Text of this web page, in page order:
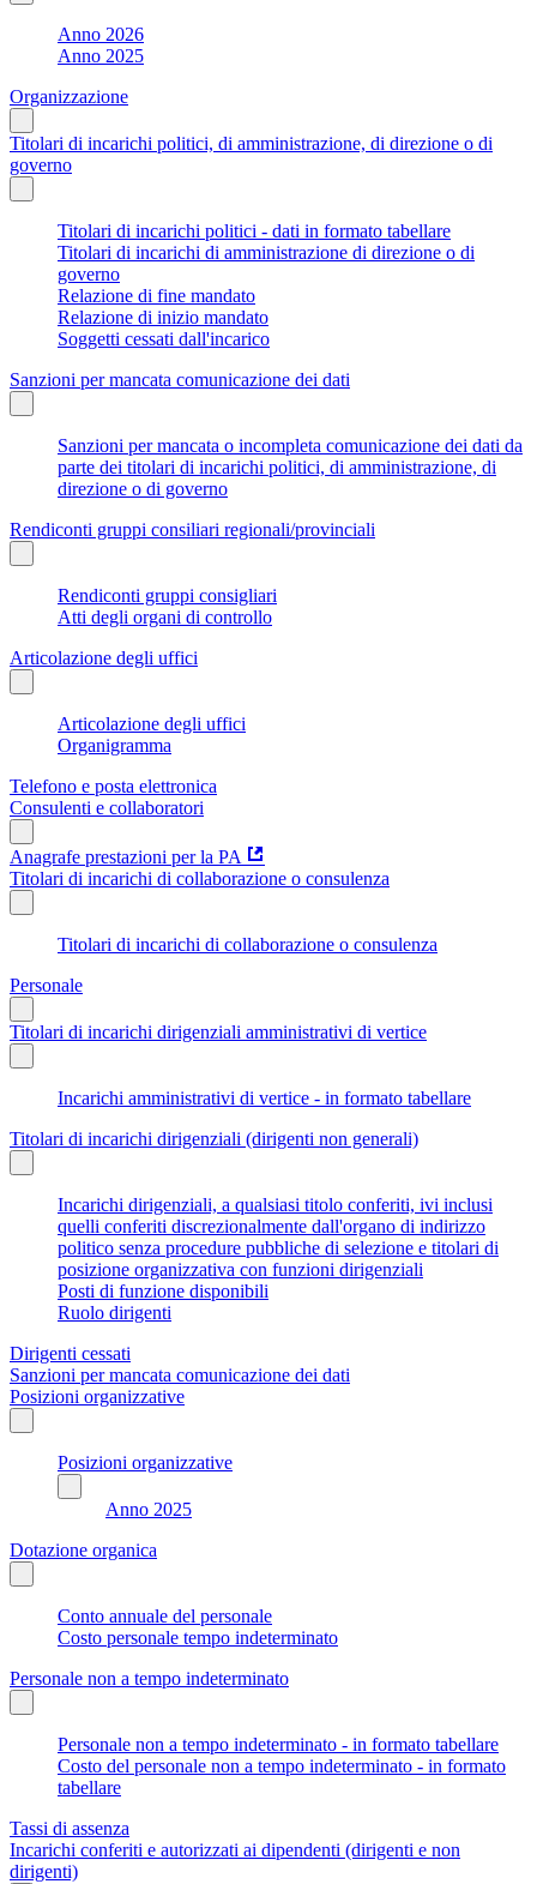
Anno 2026
Anno 2025
Organizzazione
Titolari di incarichi politici, di amministrazione, di direzione o di
governo
Titolari di incarichi politici - dati in formato tabellare
Titolari di incarichi di amministrazione di direzione o di
governo
Relazione di fine mandato
Relazione di inizio mandato
Soggetti cessati dall'incarico
Sanzioni per mancata comunicazione dei dati
Sanzioni per mancata o incompleta comunicazione dei dati da
parte dei titolari di incarichi politici, di amministrazione, di
direzione o di governo
Rendiconti gruppi consiliari regionali/provinciali
Rendiconti gruppi consigliari
Atti degli organi di controllo
Articolazione degli uffici
Articolazione degli uffici
Organigramma
Telefono e posta elettronica
Consulenti e collaboratori
Anagrafe prestazioni per la PA
Titolari di incarichi di collaborazione o consulenza
Titolari di incarichi di collaborazione o consulenza
Personale
Titolari di incarichi dirigenziali amministrativi di vertice
Incarichi amministrativi di vertice - in formato tabellare
Titolari di incarichi dirigenziali (dirigenti non generali)
Incarichi dirigenziali, a qualsiasi titolo conferiti, ivi inclusi
quelli conferiti discrezionalmente dall'organo di indirizzo
politico senza procedure pubbliche di selezione e titolari di
posizione organizzativa con funzioni dirigenziali
Posti di funzione disponibili
Ruolo dirigenti
Dirigenti cessati
Sanzioni per mancata comunicazione dei dati
Posizioni organizzative
Posizioni organizzative
Anno 2025
Dotazione organica
Conto annuale del personale
Costo personale tempo indeterminato
Personale non a tempo indeterminato
Personale non a tempo indeterminato - in formato tabellare
Costo del personale non a tempo indeterminato - in formato
tabellare
Tassi di assenza
Incarichi conferiti e autorizzati ai dipendenti (dirigenti e non
dirigenti)